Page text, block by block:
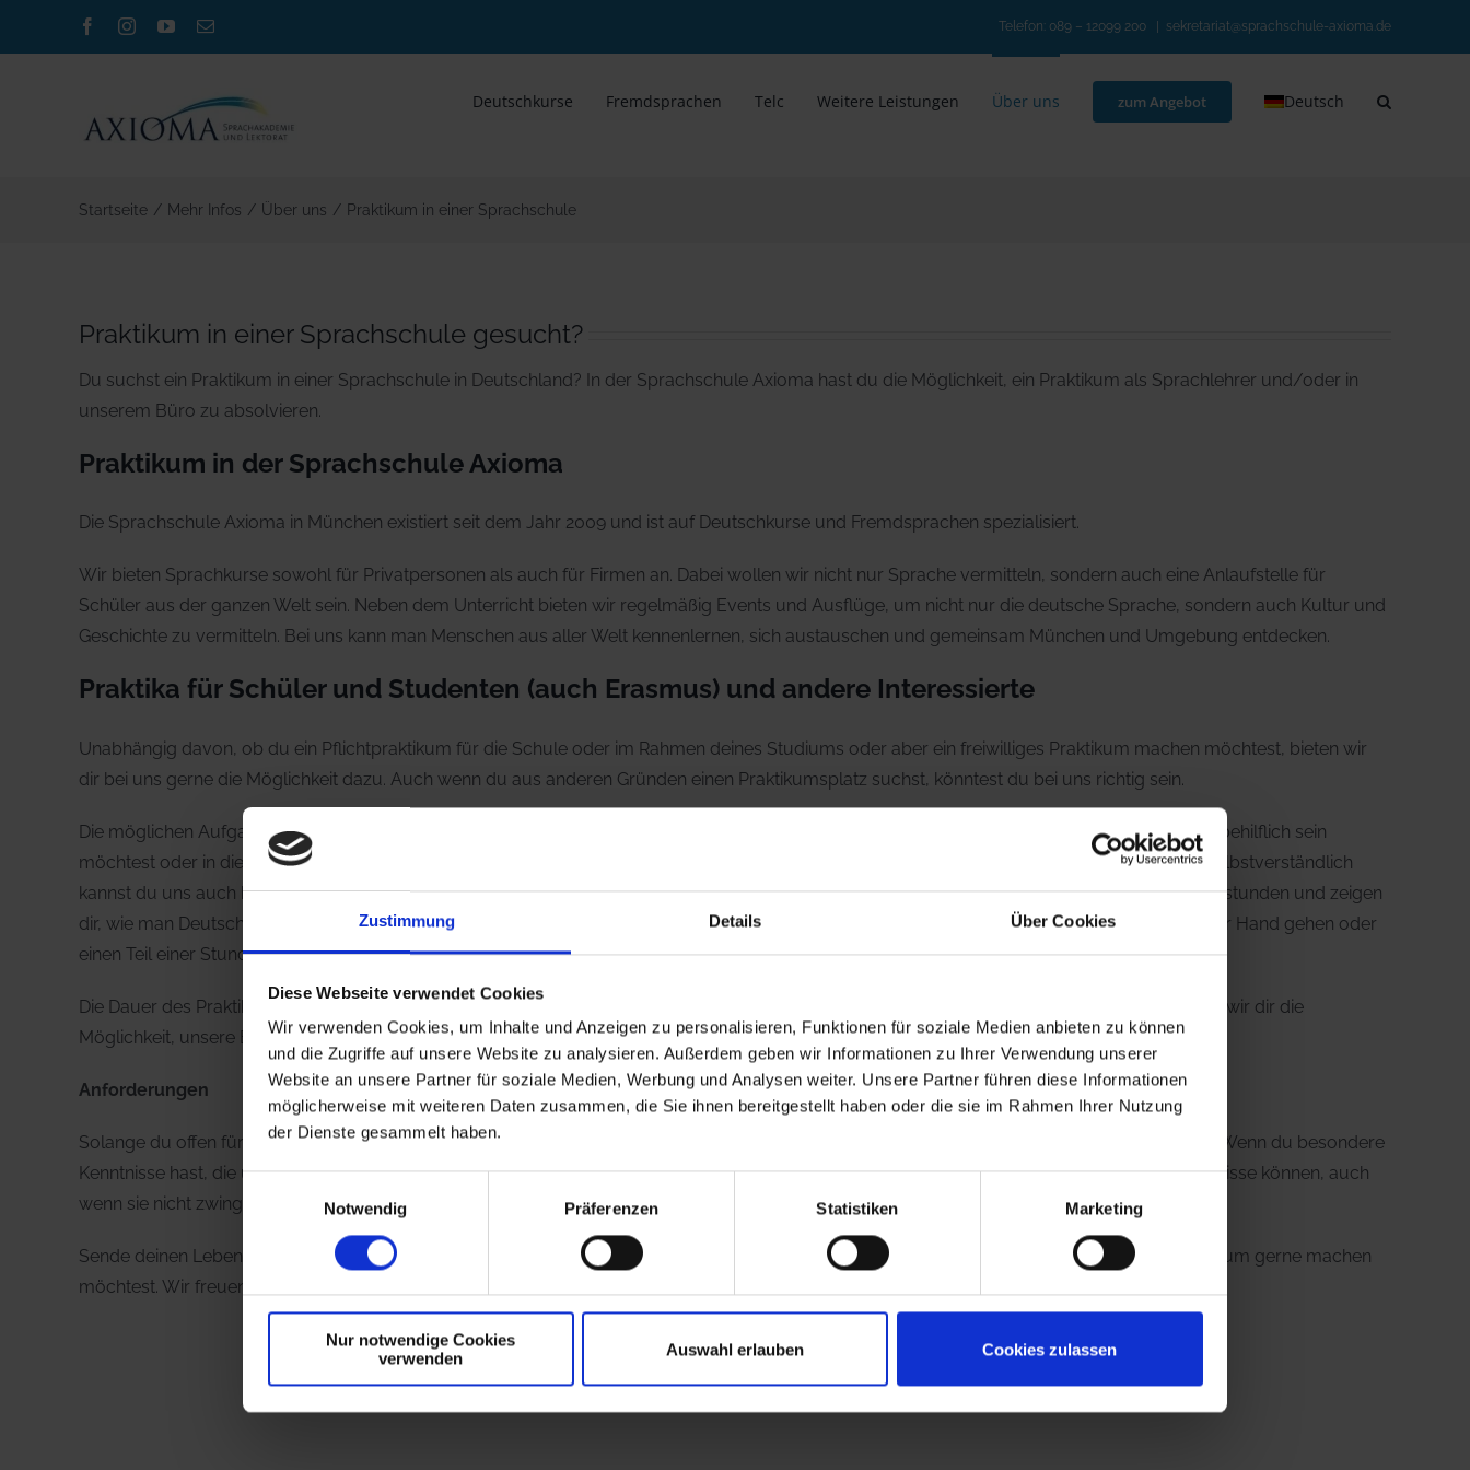
Zustimmung Details Über Cookies
Diese Webseite verwendet Cookies
Wir verwenden Cookies, um Inhalte und Anzeigen zu personalisieren, Funktionen für soziale Medien anbieten zu können
und die Zugriffe auf unsere Website zu analysieren. Außerdem geben wir Informationen zu Ihrer Verwendung unserer
Website an unsere Partner für soziale Medien, Werbung und Analysen weiter. Unsere Partner führen diese Informationen
möglicherweise mit weiteren Daten zusammen, die Sie ihnen bereitgestellt haben oder die sie im Rahmen Ihrer Nutzung
der Dienste gesammelt haben.
Einwilligungsauswahl
Notwendig
Präferenzen Statistiken Marketing
Nur notwendige Cookies
verwenden
Auswahl erlauben Cookies zulassen
FacebookInstagramYouTube
E-
Telefon: 089 – 12099 200 sekretariat@sprachschule-axioma.de
Deutschkurse Fremdsprachen Telc Weitere Leistungen Über uns zum Angebot Deutsch
Startseite / Mehr Infos / Über uns / Praktikum in einer Sprachschule
Praktikum in einer Sprachschule gesucht?
Du suchst ein Praktikum in einer Sprachschule in Deutschland? In der Sprachschule Axioma hast du die Möglichkeit, ein Praktikum als Sprachlehrer und/oder in
unserem Büro zu absolvieren.
Praktikum in der Sprachschule Axioma
Die Sprachschule Axioma in München existiert seit dem Jahr 2009 und ist auf Deutschkurse und Fremdsprachen spezialisiert.
Wir bieten Sprachkurse sowohl für Privatpersonen als auch für Firmen an. Dabei wollen wir nicht nur Sprache vermitteln, sondern auch eine Anlaufstelle für
Schüler aus der ganzen Welt sein. Neben dem Unterricht bieten wir regelmäßig Events und Ausflüge, um nicht nur die deutsche Sprache, sondern auch Kultur und
Geschichte zu vermitteln. Bei uns kann man Menschen aus aller Welt kennenlernen, sich austauschen und gemeinsam München und Umgebung entdecken.
Praktika für Schüler und Studenten (auch Erasmus) und andere Interessierte
Unabhängig davon, ob du ein Pflichtpraktikum für die Schule oder im Rahmen deines Studiums oder aber ein freiwilliges Praktikum machen möchtest, bieten wir
dir bei uns gerne die Möglichkeit dazu. Auch wenn du aus anderen Gründen einen Praktikumsplatz suchst, könntest du bei uns richtig sein.
Die möglichen Aufgabengebiete sind vielfältig. Ob es um die Beratung und Einstufung von Interessenten geht, du Schüler bei diversen Fragen behilflich sein
möchtest oder in die Büroorganisation und Verwaltung einer Sprachschule reinschnuppern möchtest, bist du bei uns an der richtigen Stelle. Selbstverständlich
kannst du uns auch bei der Gestaltung des Unterrichts unterstützen. Wir geben dir gerne Einblick in die Vor- und Nachbereitung der Unterrichtsstunden und zeigen
dir, wie man Deutsch als Fremdsprache vermitteln kann. Vielleicht kannst du uns sogar bei der Korrektur der Hausaufgaben unserer Schüler zur Hand gehen oder
einen Teil einer Stunde selbst unterrichten.
Die Dauer des Praktikums kann an deine Wünsche und Bedürfnisse angepasst werden. Egal, ob zwei Wochen, zwei Monate oder länger, bieten wir dir die
Möglichkeit, unsere Branche kennenzulernen.
Anforderungen
Solange du offen für Menschen aus aller Welt mit verschiedenen kulturellen Hintergründen bist, sind Vorkenntnisse nicht zwingend notwendig. Wenn du besondere
Kenntnisse hast, die uns bei unserer täglichen Arbeit unterstützen könnten, kannst du diese gerne einbringen. Besonders Fremdsprachenkenntnisse können, auch
wenn sie nicht zwingend nötig sind, die Kommunikation mit unseren Schülern erleichtern.
Sende deinen Lebenslauf einfach an service@sprachschule-axioma.de
und teile uns kurz mit, in welchem Bereich und wie lange du das Praktikum gerne machen
möchtest. Wir freuen uns schon darauf, dich kennenzulernen!
Jetzt bewerben unter:
sekretariat@sprachschule-axioma.de